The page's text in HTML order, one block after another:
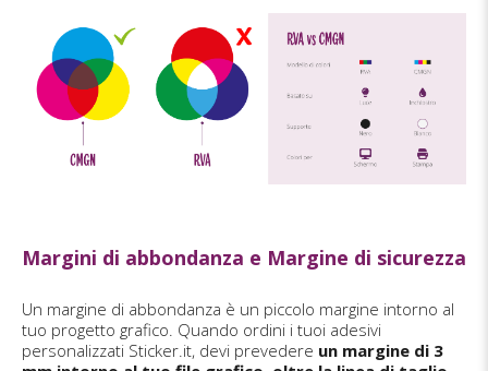
Margini di abbondanza e Margine di sicurezza
Un margine di abbondanza è un piccolo margine intorno al
tuo progetto grafico. Quando ordini i tuoi adesivi
personalizzati Sticker.it, devi prevedere un margine di 3